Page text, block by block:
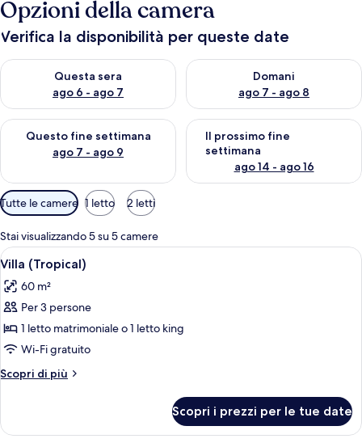
Opzioni della camera
Verifica la disponibilità per queste date
Questa sera
ago 6 - ago 7
Verifica la disponibilità per questa sera, ago 6 - ago 7
Domani
ago 7 - ago 8
Verifica la disponibilità per
Questo fine settimana
ago 7 - ago 9
Verifica la disponibilità per questo fine settimana, ago 7 - ago
Il prossimo fine
settimana
ago 14 - ago 16
Verifica la disponibilità per il
Filtri
disponibili
per
le
camere
Tutte le camere 1 letto 2 letti
Stai visualizzando 5 su 5 camere
Apri
tutte
le
foto
per
Villa
(Tropical)
Minibar, una cassaforte in camera,
6
Villa (Tropical)
60 m²
Per 3 persone
1 letto matrimoniale o 1 letto king
Wi-Fi gratuito
Scopri di più
Altri
(Tropical)
Scopri i prezzi per le tue date